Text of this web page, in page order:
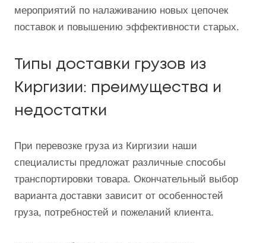
мероприятий по налаживанию новых цепочек
поставок и повышению эффективности старых.
Типы доставки грузов из
Киргизии: преимущества и
недостатки
При перевозке груза из Киргизии наши
специалисты предложат различные способы
транспортировки товара. Окончательный выбор
варианта доставки зависит от особенностей
груза, потребностей и пожеланий клиента.